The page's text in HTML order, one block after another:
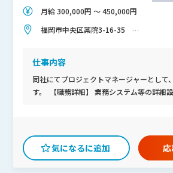
月給 300,000円 〜 450,000円
福岡市中央区薬院3-16-35
仕事内容
同社にてプロジェクトマネージャーとして
す。 【職務詳細】 業務システム等の詳細
会計等 ■工期：1年程 ■体制：3～4名チ
場合も有） ■常駐2～3割／リモート7～8
でミーティング有（対面） ■Googlechat
談しやすい環境を整えています 〈働く環